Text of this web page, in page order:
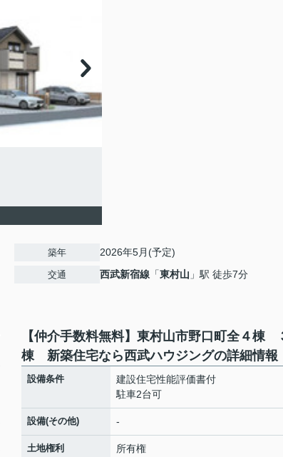
築年 2026年5月(予定)
交通 西武新宿線 「東村山 」駅 徒歩7分
【仲介手数料無料】東村山市野口町全４棟
棟 新築住宅なら西武ハウジングの詳細情報
設備条件
建設住宅性能評価書付
駐車2台可
設備(その他) -
土地権利 所有権